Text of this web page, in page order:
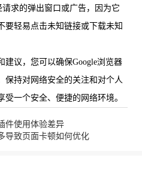
求的弹出窗口或广告，因为它
轻易点击未知链接或下载未知
建议，您可以确保Google浏览器
保持对网络安全的关注和对个人
一个安全、便捷的网络环境。
件使用体验差异
导致页面卡顿如何优化